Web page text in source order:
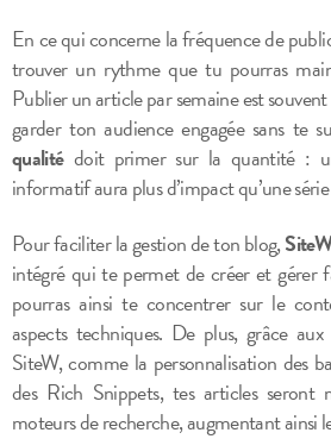
En ce qui concerne la fréquence de
trouver un rythme que tu pourras
Publier un article par semaine est
garder ton audience engagée sans te
qualitédoit primer sur la quantité :
informatif aura plus d’impact qu’une
Pour faciliter la gestion de ton blog,
intégré qui te permet de créer et gérer
pourras ainsi te concentrer sur le
aspects techniques. De plus, grâce
SiteW, comme la personnalisation des
des Rich Snippets, tes articles seront
moteurs de recherche, augmentant ainsi